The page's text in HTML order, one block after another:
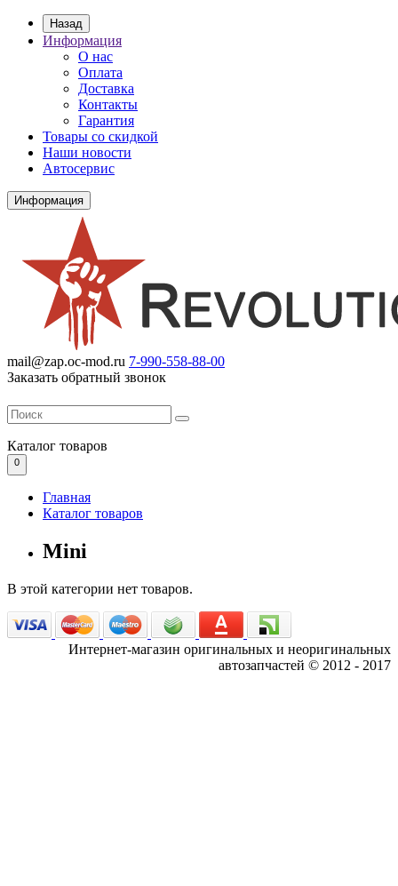
Назад
Информация
О нас
Оплата
Доставка
Контакты
Гарантия
Товары со скидкой
Наши новости
Автосервис
Информация
mail@zap.oc-mod.ru 7-990-558-88-00
Заказать обратный звонок
Каталог товаров
0
Главная
Каталог товаров
Mini
В этой категории нет товаров.
Интернет-магазин оригинальных и неоригинальных
автозапчастей © 2012 - 2017